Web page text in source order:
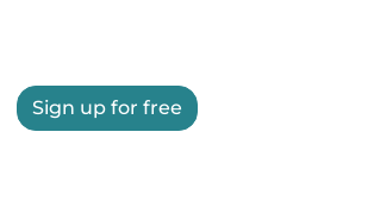
Sign up for free